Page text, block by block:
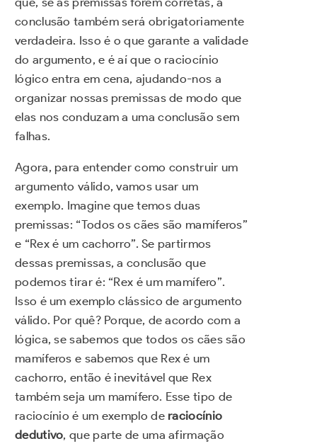
conclusão também será obrigatoriamente
verdadeira. Isso é o que garante a validade
do argumento, e é aí que o raciocínio
lógico entra em cena, ajudando-nos a
organizar nossas premissas de modo que
elas nos conduzam a uma conclusão sem
falhas.
Agora, para entender como construir um
argumento válido, vamos usar um
exemplo. Imagine que temos duas
premissas: “Todos os cães são mamíferos”
e “Rex é um cachorro”. Se partirmos
dessas premissas, a conclusão que
podemos tirar é: “Rex é um mamífero”.
Isso é um exemplo clássico de argumento
válido. Por quê? Porque, de acordo com a
lógica, se sabemos que todos os cães são
mamíferos e sabemos que Rex é um
cachorro, então é inevitável que Rex
também seja um mamífero. Esse tipo de
raciocínio é um exemplo de raciocínio
dedutivo, que parte de uma afirmação